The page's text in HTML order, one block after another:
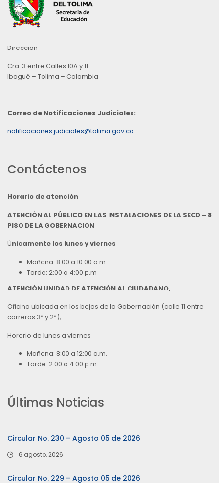
Direccion
Cra. 3 entre Calles 10A y 11
Ibagué – Tolima – Colombia
Correo de Notificaciones Judiciales:
notificaciones.judiciales@tolima.gov.co
Contáctenos
Horario de atención
ATENCIÓN AL PÚBLICO EN LAS INSTALACIONES DE LA SECD – 8
PISO DE LA GOBERNACION
Únicamente los lunes y viernes
Mañana: 8:00 a 10:00 a.m.
Tarde: 2:00 a 4:00 p.m
ATENCIÓN UNIDAD DE ATENCIÓN AL CIUDADANO,
Oficina ubicada en los bajos de la Gobernación (calle 11 entre
carreras 3ª y 2ª),
Horario de lunes a viernes
Mañana: 8:00 a 12:00 a.m.
Tarde: 2:00 a 4:00 p.m
Últimas Noticias
Circular No. 230 – Agosto 05 de 2026
6 agosto, 2026
Circular No. 229 – Agosto 05 de 2026